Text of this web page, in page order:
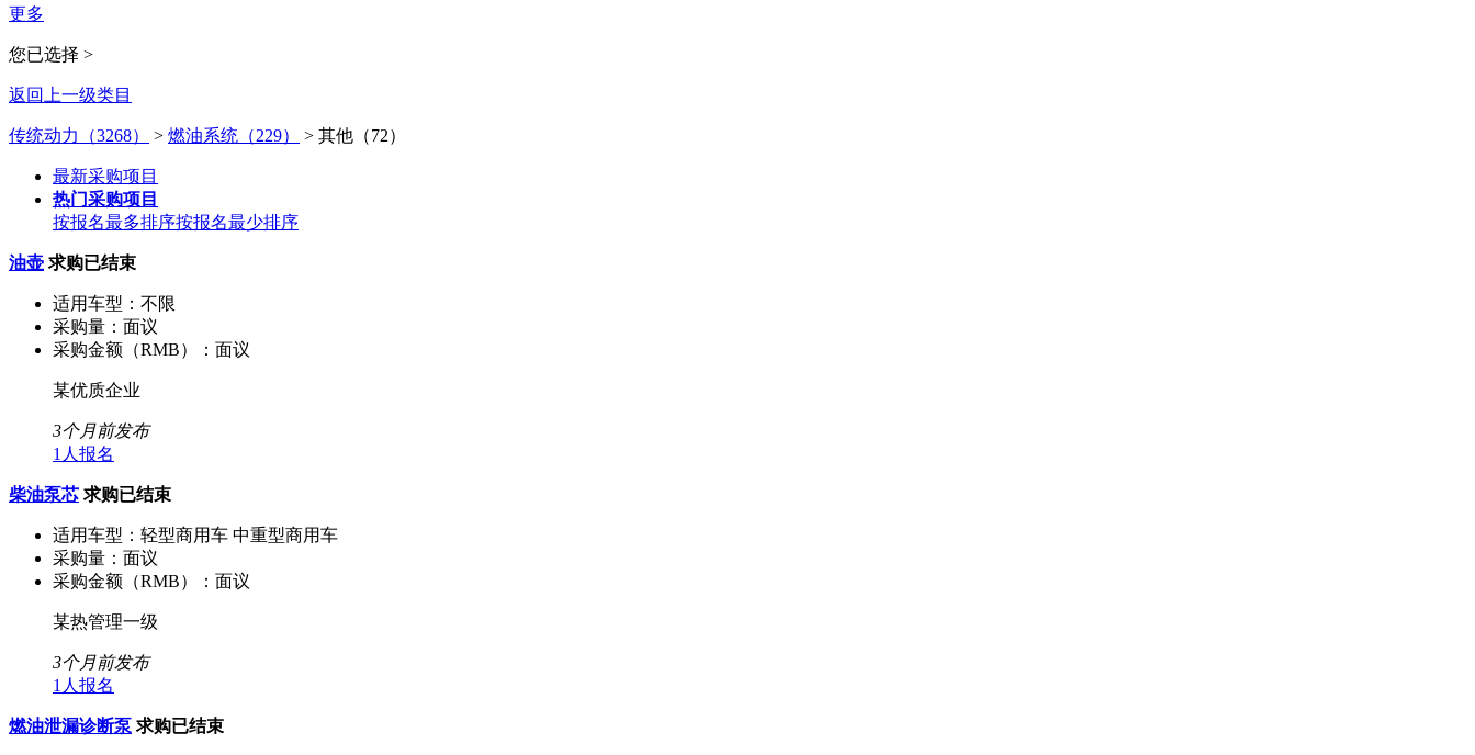
更多
您已选择 >
返回上一级类目
传统动力（3268） > 燃油系统（229） > 其他（72）
最新采购项目
热门采购项目
按报名最多排序按报名最少排序
油壶 求购已结束
适用车型： 不限
采购量： 面议
采购金额（RMB）： 面议
某优质企业
3个月前发布
1人报名
柴油泵芯 求购已结束
适用车型： 轻型商用车 中重型商用车
采购量： 面议
采购金额（RMB）： 面议
某热管理一级
3个月前发布
1人报名
燃油泄漏诊断泵 求购已结束